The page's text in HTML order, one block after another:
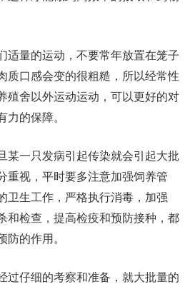
适量的运动，不要常年放置在笼子
质口感会变的很粗糙，所以经常性
殖舍以外运动运动，可以更好的对
力的保障。
某一只发病引起传染就会引起大批
重视，平时要多注意加强饲养管
卫生工作，严格执行消毒，加强
和检查，提高检疫和预防接种，都
防的作用。
过仔细的考察和准备，就大批量的